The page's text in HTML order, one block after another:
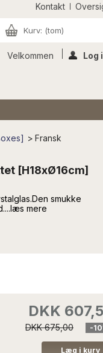
Kontakt
Kurv: (tom)
Velkommen Log
> Fransk
[H18xØ16cm]
smukke
mere
DKK
-
DKK 675,00